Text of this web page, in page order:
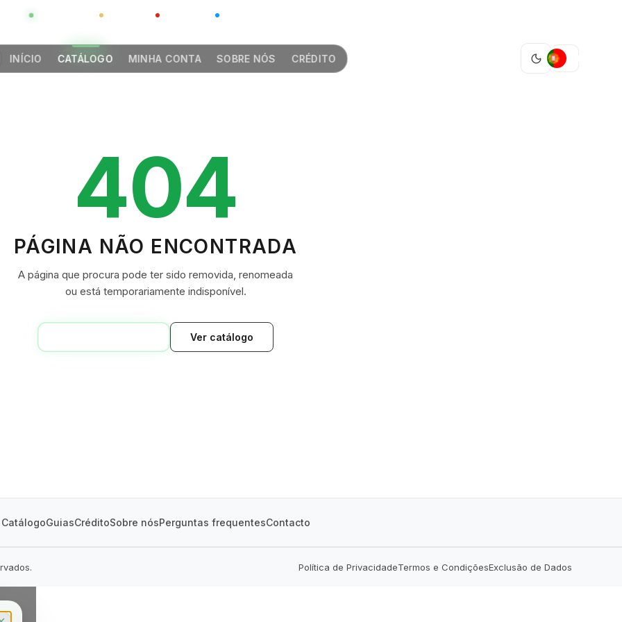
GLOBAL CHINA
INÍCIO CATÁLOGO MINHA CONTA SOBRE NÓS CRÉDITO
GREEN VILLAGE
404
PÁGINA NÃO ENCONTRADA
A página que procura pode ter sido removida, renomeada
ou está temporariamente indisponível.
Ver catálogo
CatálogoGuiasCréditoSobre nósPerguntas frequentesContacto
Política de PrivacidadeTermos e CondiçõesExclusão de Dados